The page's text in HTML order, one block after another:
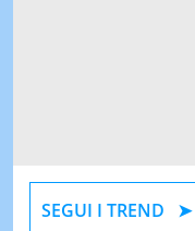
SEGUI I TREND